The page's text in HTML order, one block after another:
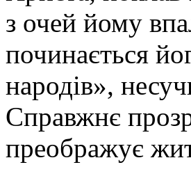
з очей йому
починається
народів»,
Справжнє
преображує